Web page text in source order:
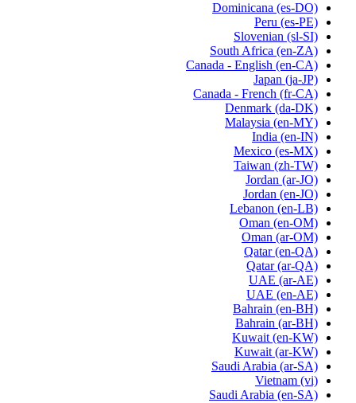
Dominicana (es-DO)
Peru (es-PE)
Slovenian (sl-SI)
South Africa (en-ZA)
Canada - English (en-CA)
Japan (ja-JP)
Canada - French (fr-CA)
Denmark (da-DK)
Malaysia (en-MY)
India (en-IN)
Mexico (es-MX)
Taiwan (zh-TW)
Jordan (ar-JO)
Jordan (en-JO)
Lebanon (en-LB)
Oman (en-OM)
Oman (ar-OM)
Qatar (en-QA)
Qatar (ar-QA)
UAE (ar-AE)
UAE (en-AE)
Bahrain (en-BH)
Bahrain (ar-BH)
Kuwait (en-KW)
Kuwait (ar-KW)
Saudi Arabia (ar-SA)
Vietnam (vi)
Saudi Arabia (en-SA)